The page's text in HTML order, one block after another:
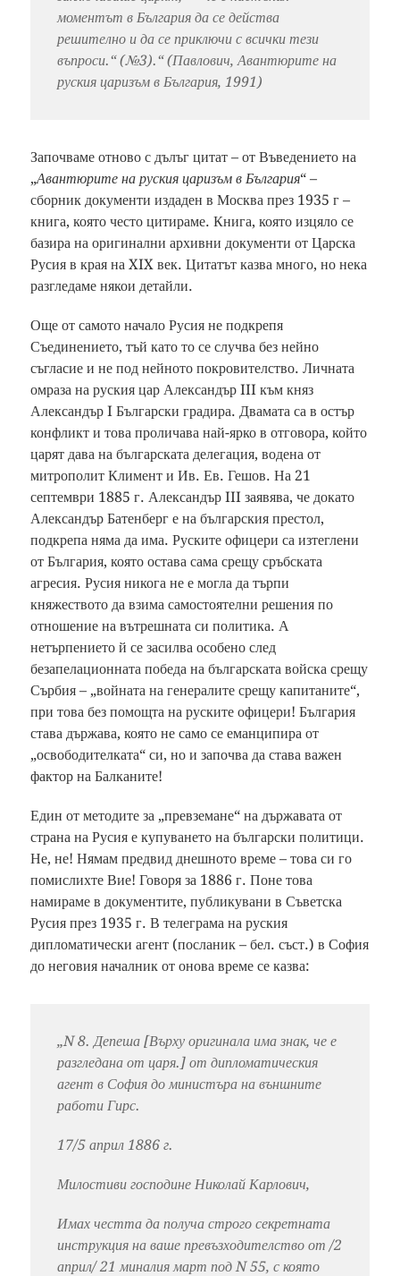
моментът в България да се действа
решително и да се приключи с всички тези
въпроси.“ (№3).“(Павлович, Авантюрите на
руския царизъм в България, 1991)
Започваме отново с дълъг цитат – от Въведението на
„Авантюрите на руския царизъм в България“ –
сборник документи издаден в Москва през 1935 г –
книга, която често цитираме. Книга, която изцяло се
базира на оригинални архивни документи от Царска
Русия в края на XIX век. Цитатът казва много, но нека
разгледаме някои детайли.
Още от самото начало Русия не подкрепя
Съединението, тъй като то се случва без нейно
съгласие и не под нейното покровителство. Личната
омраза на руския цар Александър III към княз
Александър I Български градира. Двамата са в остър
конфликт и това проличава най-ярко в отговора, който
царят дава на българската делегация, водена от
митрополит Климент и Ив. Ев. Гешов. На 21
септември 1885 г. Александър III заявява, че докато
Александър Батенберг е на българския престол,
подкрепа няма да има. Руските офицери са изтеглени
от България, която остава сама срещу сръбската
агресия. Русия никога не е могла да търпи
княжеството да взима самостоятелни решения по
отношение на вътрешната си политика. А
нетърпението й се засилва особено след
безапелационната победа на българската войска срещу
Сърбия – „войната на генералите срещу капитаните“,
при това без помощта на руските офицери! България
става държава, която не само се еманципира от
„освободителката“ си, но и започва да става важен
фактор на Балканите!
Един от методите за „превземане“ на държавата от
страна на Русия е купуването на български политици.
Не, не! Нямам предвид днешното време – това си го
помислихте Вие! Говоря за 1886 г. Поне това
намираме в документите, публикувани в Съветска
Русия през 1935 г. В телеграма на руския
дипломатически агент (посланик – бел. съст.) в София
до неговия началник от онова време се казва:
„N 8. Депеша [Върху оригинала има знак, че е
разгледана от царя.] от дипломатическия
агент в София до министъра на външните
работи Гирс.
17/5 април 1886 г.
Милостиви господине Николай Карлович,
Имах честта да получа строго секретната
инструкция на ваше превъзходителство от /2
април/ 21 миналия март под N 55, с която